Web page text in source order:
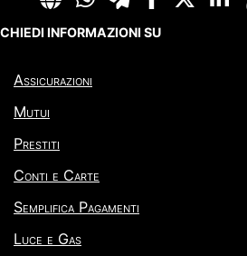
CHIEDI INFORMAZIONI SU
Assicurazioni
Mutui
Prestiti
Conti e Carte
Semplifica Pagamenti
Luce e Gas